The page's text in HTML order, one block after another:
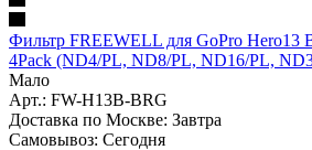
Фильтр FREEWELL для GoPro Hero13
4Pack (ND4/PL, ND8/PL, ND16/PL,
Мало
Арт.: FW-H13B-BRG
Доставка по Москве: Завтра
Самовывоз: Сегодня